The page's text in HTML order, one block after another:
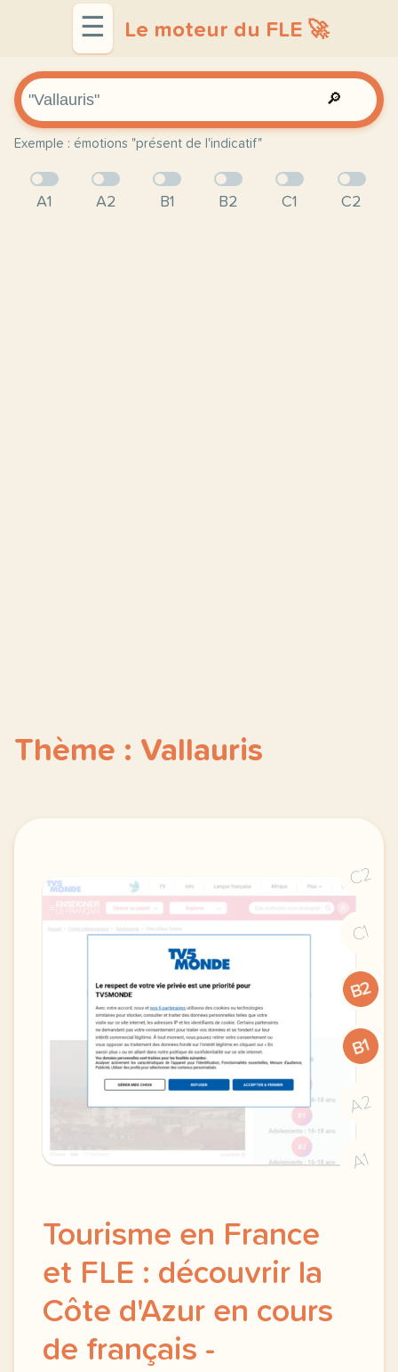
☰ Le moteur du FLE 🚀
🔎
Exemple : émotions "présent de l'indicatif"
A1 A2 B1 B2 C1 C2
Thème : Vallauris
C2
C1
B2
B1
A2
A1
Tourisme en France
et FLE : découvrir la
Côte d'Azur en cours
de français -